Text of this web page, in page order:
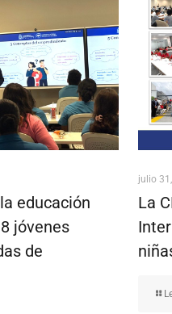
educación
jóvenes
de
julio
La